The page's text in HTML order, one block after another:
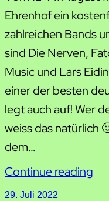
Ehrenhof ein
zahlreichen Bands
sind Die Nerven,
Music und Lars
einer der besten
legt auch auf! Wer
weiss das natürlich
dem…
Continue reading
29. Juli 2022